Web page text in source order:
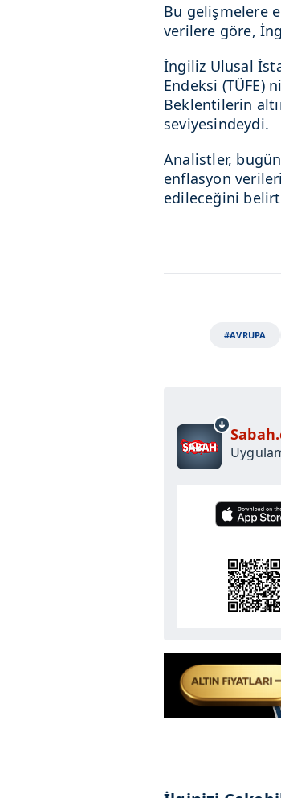
Bu gelişmelere
verilere göre,
İngiliz Ulusal
Endeksi (TÜFE)
Beklentilerin
seviyesindeydi.
Analistler,
enflasyon
edileceğini
#AVRUPA